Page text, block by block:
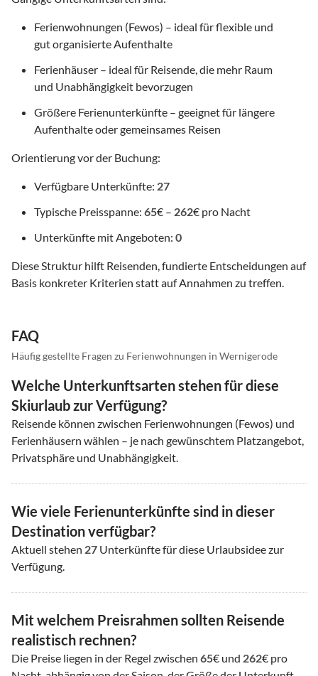
Ferienwohnungen (Fewos) – ideal für flexible und
gut organisierte Aufenthalte
Ferienhäuser – ideal für Reisende, die mehr Raum
und Unabhängigkeit bevorzugen
Größere Ferienunterkünfte – geeignet für längere
Aufenthalte oder gemeinsames Reisen
Orientierung vor der Buchung:
Verfügbare Unterkünfte: 27
Typische Preisspanne: 65€ – 262€ pro Nacht
Unterkünfte mit Angeboten: 0
Diese Struktur hilft Reisenden, fundierte Entscheidungen auf
Basis konkreter Kriterien statt auf Annahmen zu treffen.
FAQ
Häufig gestellte Fragen zu Ferienwohnungen in Wernigerode
Welche Unterkunftsarten stehen für diese
Skiurlaub zur Verfügung?
Reisende können zwischen Ferienwohnungen (Fewos) und
Ferienhäusern wählen – je nach gewünschtem Platzangebot,
Privatsphäre und Unabhängigkeit.
Wie viele Ferienunterkünfte sind in dieser
Destination verfügbar?
Aktuell stehen 27 Unterkünfte für diese Urlaubsidee zur
Verfügung.
Mit welchem Preisrahmen sollten Reisende
realistisch rechnen?
Die Preise liegen in der Regel zwischen 65€ und 262€ pro